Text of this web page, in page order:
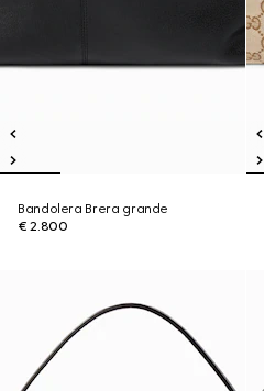
Bandolera Brera grande
€ 2.800